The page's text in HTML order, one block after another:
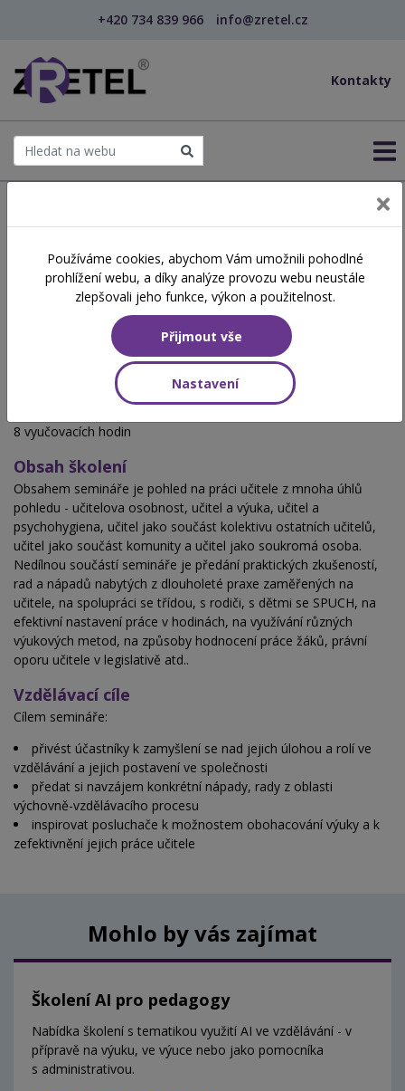
+420 734 839 966 info@zretel.cz
Kontakty
šablony
Posílám to dál aneb co by
mohl potřebovat učitel, aby
byl učitelem (webinář)
Hodinová dotace
8 vyučovacích hodin
Obsah školení
Obsahem semináře je pohled na práci učitele z mnoha úhlů
pohledu - učitelova osobnost, učitel a výuka, učitel a
psychohygiena, učitel jako součást kolektivu ostatních učitelů,
učitel jako součást komunity a učitel jako soukromá osoba.
Nedílnou součástí semináře je předání praktických zkušeností,
rad a nápadů nabytých z dlouholeté praxe zaměřených na
učitele, na spolupráci se třídou, s rodiči, s dětmi se SPUCH, na
efektivní nastavení práce v hodinách, na využívání různých
výukových metod, na způsoby hodnocení práce žáků, právní
oporu učitele v legislativě atd..
Vzdělávací cíle
Cílem semináře:
přivést účastníky k zamyšlení se nad jejich úlohou a rolí ve
vzdělávání a jejich postavení ve společnosti
předat si navzájem konkrétní nápady, rady z oblasti
výchovně-vzdělávacího procesu
inspirovat posluchače k možnostem obohacování výuky a k
zefektivnění jejich práce učitele
Mohlo by vás zajímat
Školení AI pro pedagogy
Nabídka školení s tematikou využití AI ve vzdělávání - v
přípravě na výuku, ve výuce nebo jako pomocníka
s administrativou.
Používáme cookies, abychom Vám umožnili pohodlné
prohlížení webu, a díky analýze provozu webu neustále
zlepšovali jeho funkce, výkon a použitelnost.
Přijmout vše
Nastavení